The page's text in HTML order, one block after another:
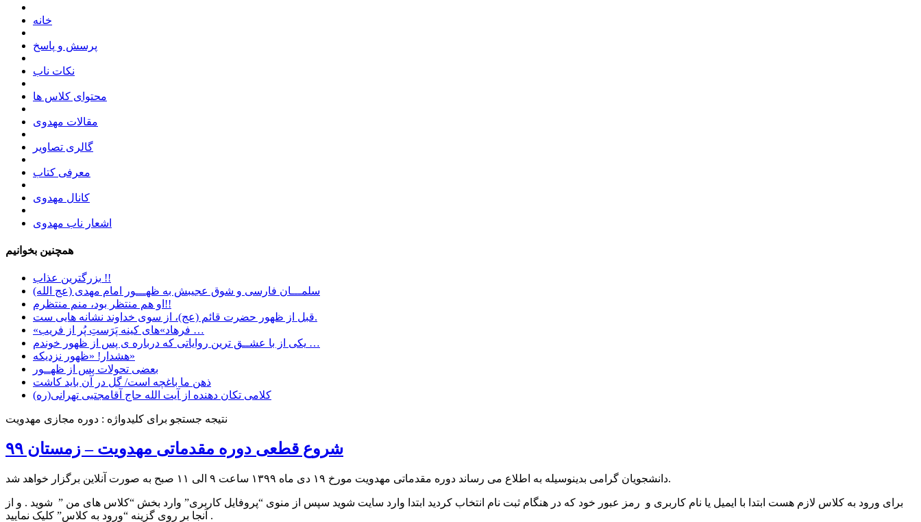
خانه
پرسش و پاسخ
نکات ناب
محتوای کلاس ها
مقالات مهدوی
گالری تصاویر
معرفی کتاب
کانال مهدوی
اشعار ناب مهدوی
همچنین بخوانیم
بزرگترین عذاب !!
سلمـــان فارسی و شوق عجیبش به ظهـــور امام مهدی (عج الله)
او هم منتظر بود، منم منتظرم!!
قبل از ظهور حضرت قائم (عج)، از سوی خداوند نشانه هایی ست.
«فرهاد»های کینه پَرَستِ پُر از فریب …
یکی از با عشــق ترین روایاتی که درباره ی پس از ظهور خوندم …
هشدار! «ظهور نزدیکه»
بعضی تحولات پس از ظهــور
ﺫﻫﻦ ﻣﺎ ﺑﺎﻏﭽﻪ ﺍﺳﺖ/ ﮔﻞ ﺩﺭ ﺁﻥ ﺑﺎﯾﺪ ﮐﺎﺷﺖ
کلامی تکان دهنده از آیت الله حاج آقامجتبی تهرانی(ره)
نتیجه جستجو برای کلیدواژه : دوره مجازی مهدویت
شروع قطعی دوره مقدماتی مهدویت – زمستان ۹۹
دانشجویان گرامی بدینوسیله به اطلاع می رساند دوره مقدماتی مهدویت مورخ ۱۹ دی ماه ۱۳۹۹ ساعت ۹ الی ۱۱ صبح به صورت آنلاین برگزار خواهد شد.
برای ورود به کلاس لازم هست ابتدا با ایمیل یا نام کاربری و رمز عبور خود که در هنگام ثبت نام انتخاب کردید ابتدا وارد سایت شوید سپس از منوی “پروفایل کاربری” وارد بخش “کلاس های من ” شوید . و از
آنجا بر روی گزینه “ورود به کلاس” کلیک نمایید .